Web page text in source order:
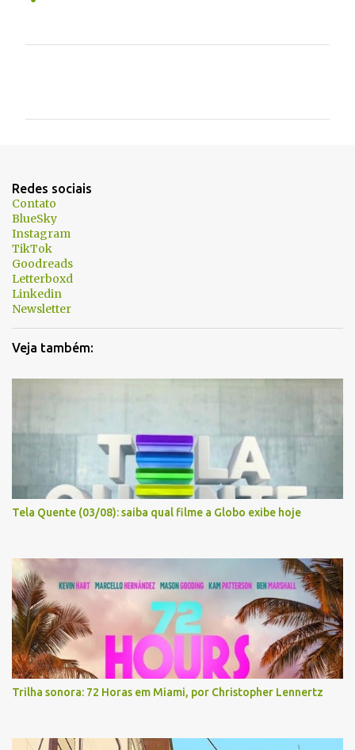
á
r
i
o
s
Redes sociais
Contato
BlueSky
Instagram
TikTok
Goodreads
Letterboxd
Linkedin
Newsletter
Veja também:
Tela Quente (03/08): saiba qual filme a Globo exibe hoje
Trilha sonora: 72 Horas em Miami, por Christopher Lennertz